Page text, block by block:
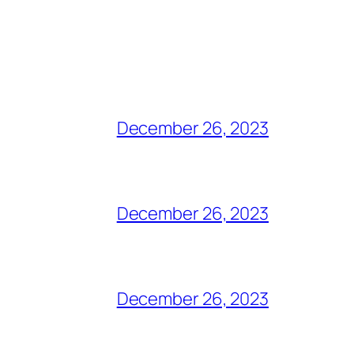
December 26, 2023
December 26, 2023
December 26, 2023